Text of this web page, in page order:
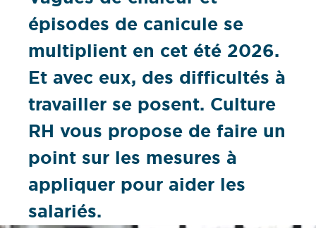
épisodes de canicule se
multiplient en cet été 2026.
Et avec eux, des difficultés à
travailler se posent. Culture
RH vous propose de faire un
point sur les mesures à
appliquer pour aider les
salariés.